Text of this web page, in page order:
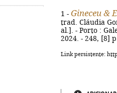
1 - Gineceu &
trad. Cláudia
al.]. - Porto :
2024. - 248, [8]
Link persistente: